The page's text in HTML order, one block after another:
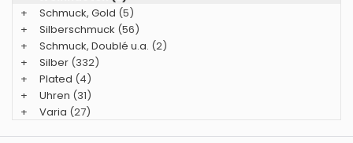
+
Schmuck, Gold (5)
+
Silberschmuck (56)
+
Schmuck, Doublé u.a. (2)
+
Silber (332)
+
Plated (4)
+
Uhren (31)
+
Varia (27)